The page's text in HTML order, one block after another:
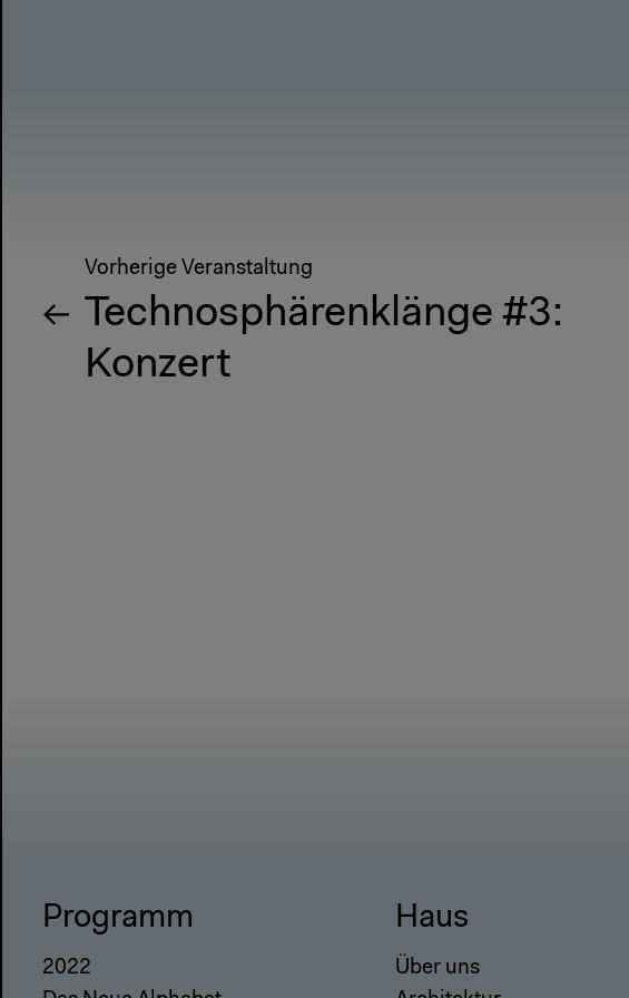
Vorherige Veranstaltung
Technosphärenklänge #3:
Konzert
Programm
2022
Haus
Über uns